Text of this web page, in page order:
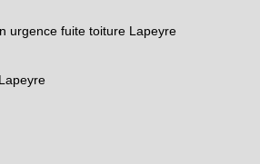
urgence fuite toiture Lapeyre